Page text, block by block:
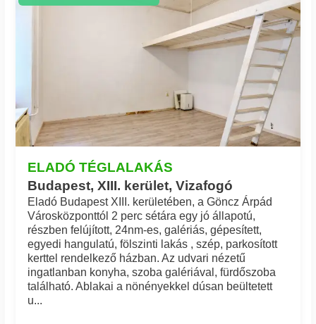
ELADÓ TÉGLALAKÁS
Budapest, XIII. kerület, Vizafogó
Eladó Budapest XIII. kerületében, a Göncz Árpád
Városközponttól 2 perc sétára egy jó állapotú,
részben felújított, 24nm-es, galériás, gépesített,
egyedi hangulatú, fölszinti lakás , szép, parkosított
kerttel rendelkező házban. Az udvari nézetű
ingatlanban konyha, szoba galériával, fürdőszoba
található. Ablakai a nönényekkel dúsan beültetett
u...